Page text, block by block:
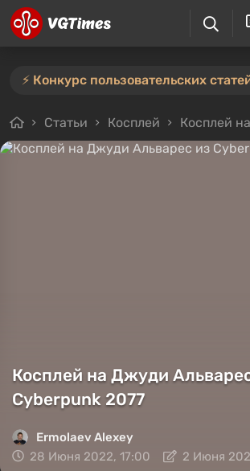
Статьи Косплей Косплей на Джуди
Косплей на Джуди
Cyberpunk 2077
Ermolaev Alexey
28 Июня 2022, 17:00
2 Июня